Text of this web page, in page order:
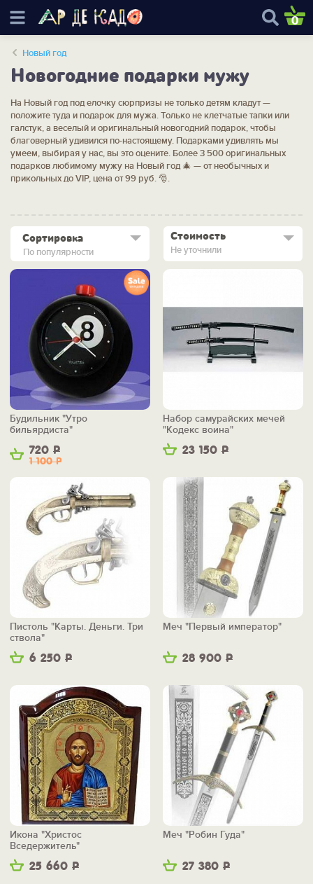
0
Новый год
Новогодние подарки мужу
На Новый год под елочку сюрпризы не только детям кладут —
положите туда и подарок для мужа. Только не клетчатые тапки или
галстук, а веселый и оригинальный новогодний подарок, чтобы
благоверный удивился по-настоящему. Подарками удивлять мы
умеем, выбирая у нас, вы это оцените. Более 3 500 оригинальных
подарков любимому мужу на Новый год 🎄 — от необычных и
прикольных до VIP, цена от 99 руб. 🎅.
По популярности
Сортировка Стоимость
Не уточнили
720 Р
1 100Р
Будильник "Утро
бильярдиста"
23 150 Р
Набор самурайских мечей
"Кодекс воина"
6 250 Р
Пистоль "Карты. Деньги. Три
ствола"
28 900 Р
Меч "Первый император"
25 660 Р
Икона "Христос
Вседержитель"
27 380 Р
Меч "Робин Гуда"